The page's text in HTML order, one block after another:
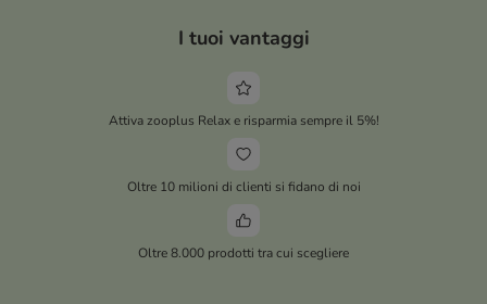
I tuoi vantaggi
Attiva zooplus Relax e risparmia sempre il 5%!
Oltre 10 milioni di clienti si fidano di noi
Oltre 8.000 prodotti tra cui scegliere